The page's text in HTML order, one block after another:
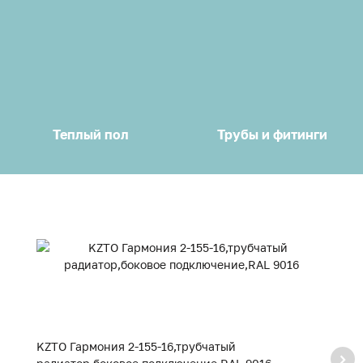
Теплый пол Трубы и фитинги
KZTO Гармония 2-155-16,трубчатый